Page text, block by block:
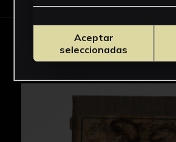
IMÁGENES
Aceptar
seleccionadas